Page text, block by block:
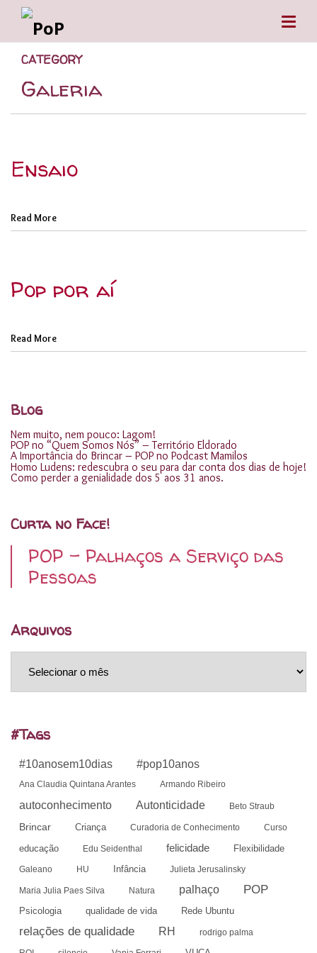
CATEGORY
Galeria
Ensaio
Read More
Pop por aí
Read More
Blog
Nem muito, nem pouco: Lagom!
POP no “Quem Somos Nós” – Território Eldorado
A Importância do Brincar – POP no Podcast Mamilos
Homo Ludens: redescubra o seu para dar conta dos dias de hoje!
Como perder a genialidade dos 5 aos 31 anos.
Curta no Face!
POP - Palhaços a Serviço das
Pessoas
Arquivos
#Tags
#10anosem10dias #pop10anos
Ana Claudia Quintana Arantes Armando Ribeiro
autoconhecimento Autonticidade Beto Straub
Brincar Criança Curadoria de Conhecimento Curso
educação Edu Seidenthal felicidade Flexibilidade
Galeano HU Infância Julieta Jerusalinsky
Maria Julia Paes Silva Natura palhaço POP
Psicologia qualidade de vida Rede Ubuntu
relações de qualidade RH rodrigo palma